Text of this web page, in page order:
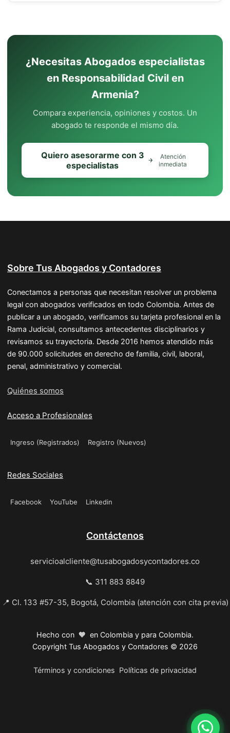
¿Necesitas Abogados especialistas
en Responsabilidad Civil en
Armenia?
Compara experiencia, opiniones y costos. Un
abogado te responde el mismo día.
Quiero asesorarme con 3
especialistas
Atención
inmediata
Sobre Tus Abogados y Contadores
Conectamos a personas que necesitan resolver un problema
legal con abogados verificados en todo Colombia. Antes de
publicar a un abogado, verificamos su tarjeta profesional en la
Rama Judicial, consultamos antecedentes disciplinarios y
revisamos su trayectoria. Desde 2016 hemos atendido más
de 90.000 solicitudes en derecho de familia, civil, laboral,
penal, administrativo y comercial.
Quiénes somos
Acceso a Profesionales
Ingreso (Registrados) Registro (Nuevos)
Redes Sociales
Facebook YouTube Linkedin
Contáctenos
servicioalcliente@tusabogadosycontadores.co
📞 311 883 8849
📍 Cl. 133 #57-35, Bogotá, Colombia (atención con cita previa)
Hecho con 🧡 en Colombia y para Colombia.
Copyright Tus Abogados y Contadores © 2026
Términos y condiciones Políticas de privacidad